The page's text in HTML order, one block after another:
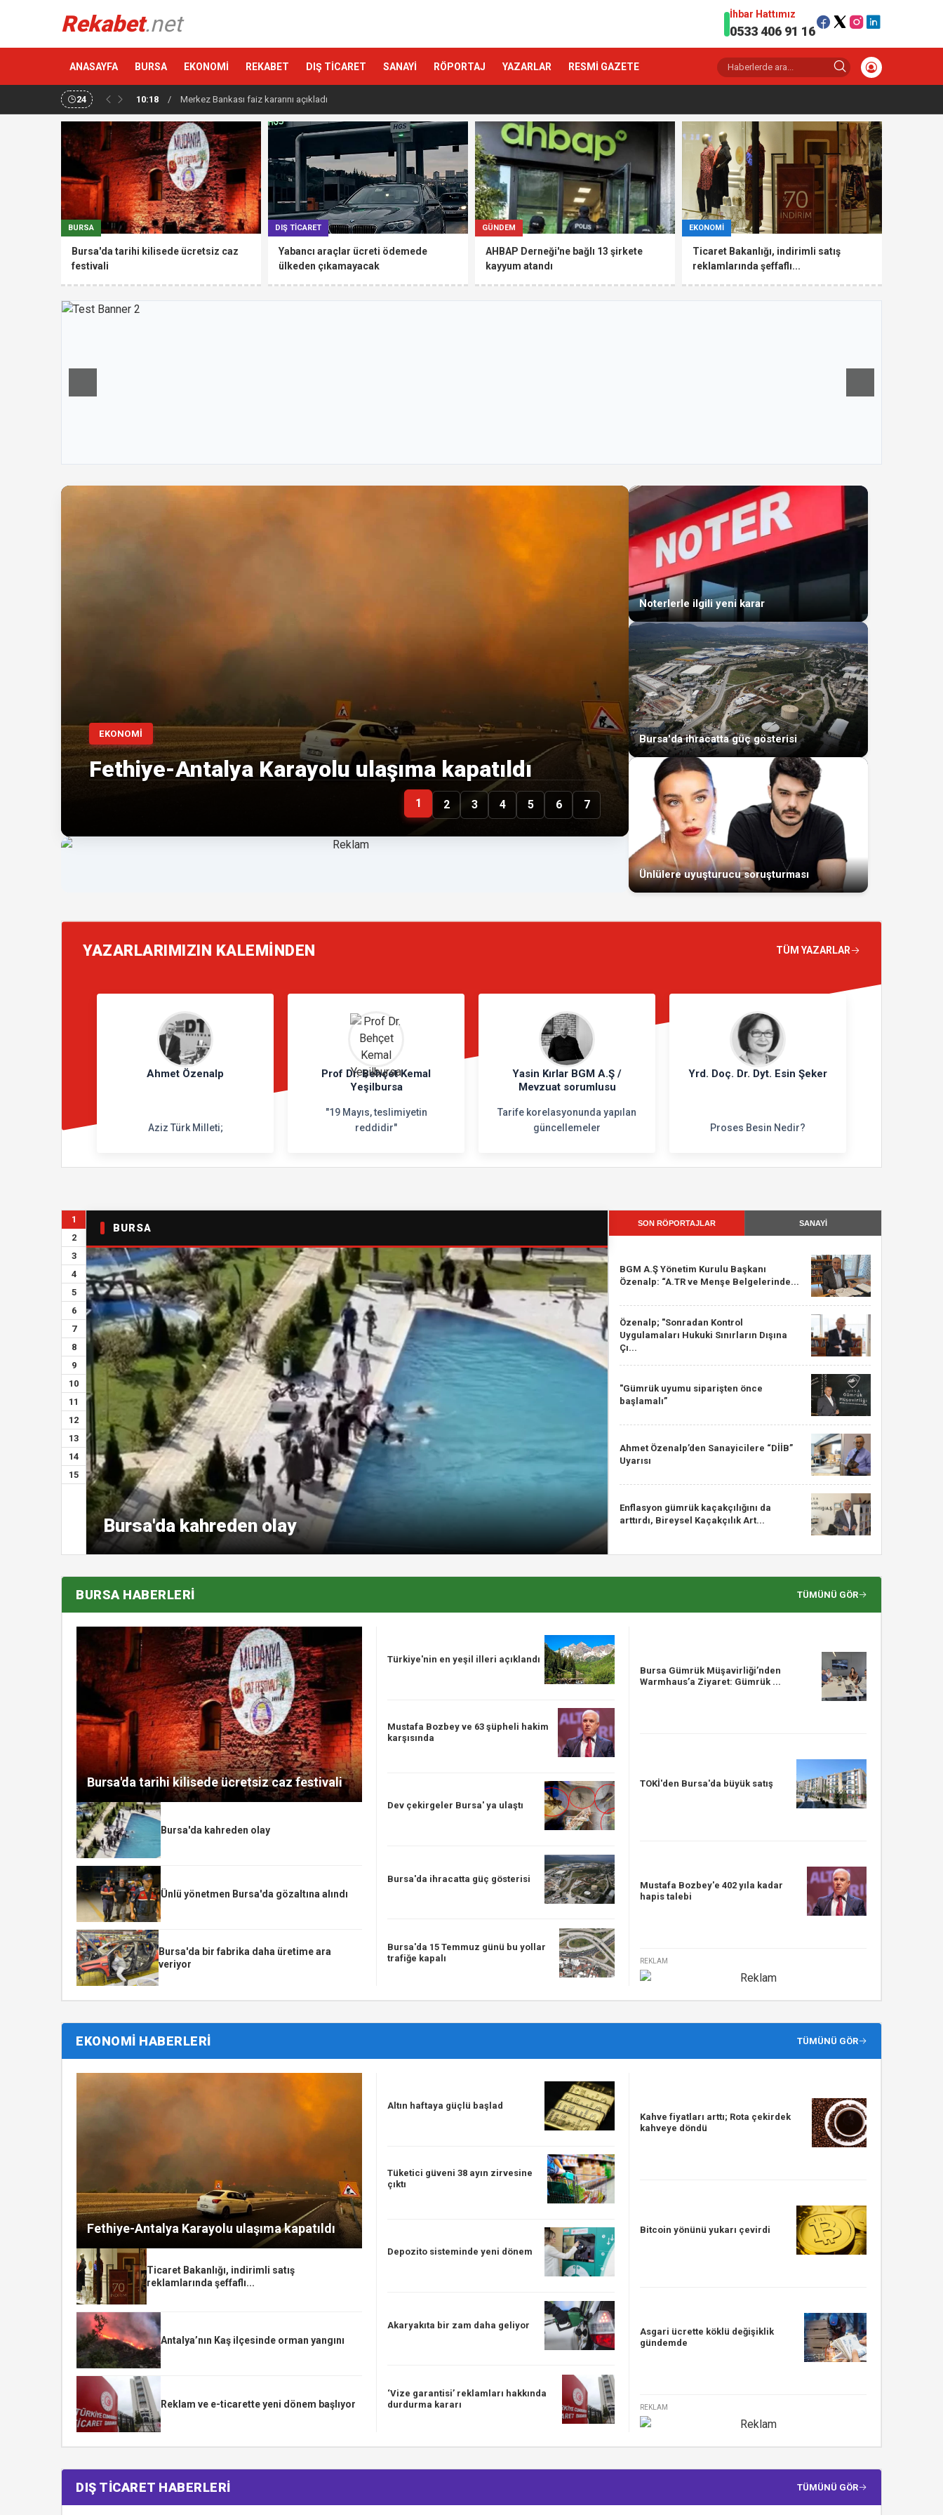
Rekabet.net İhbar Hattımız
0533 406 91 16
ANASAYFA BURSA EKONOMİ REKABET DIŞ TİCARET SANAYİ RÖPORTAJ YAZARLAR RESMİ GAZETE
24 10:18 / Altın haftaya yükselişle başladı
BURSA
Bursa'da tarihi kilisede ücretsiz caz
festivali
DIŞ TİCARET
Yabancı araçlar ücreti ödemede
ülkeden çıkamayacak
GÜNDEM
AHBAP Derneği'ne bağlı 13 şirkete
kayyum atandı
EKONOMİ
Ticaret Bakanlığı, indirimli satış
reklamlarında şeffaflı...
EKONOMİ
Fethiye-Antalya Karayolu ulaşıma kapatıldı
1 2 3 4 5 6 7
Noterlerle ilgili yeni karar
Bursa'da ihracatta güç gösterisi
Ünlülere uyuşturucu soruşturması
YAZARLARIMIZIN KALEMİNDEN TÜM YAZARLAR
Ahmet Özenalp
Aziz Türk Milleti;
Prof Dr. Behçet Kemal
Yeşilbursa
"19 Mayıs, teslimiyetin
reddidir"
Yasin Kırlar BGM A.Ş /
Mevzuat sorumlusu
Tarife korelasyonunda yapılan
güncellemeler
Yrd. Doç. Dr. Dyt. Esin Şeker
Proses Besin Nedir?
1
2
3
4
5
6
7
8
9
10
11
12
13
14
15
BURSA
Bursa'da kahreden olay
SON RÖPORTAJLAR SANAYİ
BGM A.Ş Yönetim Kurulu Başkanı
Özenalp: “A.TR ve Menşe Belgelerinde...
Özenalp; "Sonradan Kontrol
Uygulamaları Hukuki Sınırların Dışına
Çı...
"Gümrük uyumu siparişten önce
başlamalı”
Ahmet Özenalp’den Sanayicilere “DİİB”
Uyarısı
Enflasyon gümrük kaçakçılığını da
arttırdı, Bireysel Kaçakçılık Art...
BURSA HABERLERİ TÜMÜNÜ GÖR
Bursa'da tarihi kilisede ücretsiz caz festivali
Bursa'da kahreden olay
Ünlü yönetmen Bursa'da gözaltına alındı
Bursa'da bir fabrika daha üretime ara
veriyor
Türkiye'nin en yeşil illeri açıklandı
Mustafa Bozbey ve 63 şüpheli hakim
karşısında
Dev çekirgeler Bursa' ya ulaştı
Bursa'da ihracatta güç gösterisi
Bursa'da 15 Temmuz günü bu yollar
trafiğe kapalı
Bursa Gümrük Müşavirliği’nden
Warmhaus’a Ziyaret: Gümrük ...
TOKİ'den Bursa'da büyük satış
Mustafa Bozbey'e 402 yıla kadar
hapis talebi
REKLAM
EKONOMİ HABERLERİ TÜMÜNÜ GÖR
Fethiye-Antalya Karayolu ulaşıma kapatıldı
Ticaret Bakanlığı, indirimli satış
reklamlarında şeffaflı...
Antalya’nın Kaş ilçesinde orman yangını
Reklam ve e-ticarette yeni dönem başlıyor
Altın haftaya güçlü başlad
Tüketici güveni 38 ayın zirvesine
çıktı
Depozito sisteminde yeni dönem
Akaryakıta bir zam daha geliyor
‘Vize garantisi’ reklamları hakkında
durdurma kararı
Kahve fiyatları arttı; Rota çekirdek
kahveye döndü
Bitcoin yönünü yukarı çevirdi
Asgari ücrette köklü değişiklik
gündemde
REKLAM
DIŞ TİCARET HABERLERİ TÜMÜNÜ GÖR